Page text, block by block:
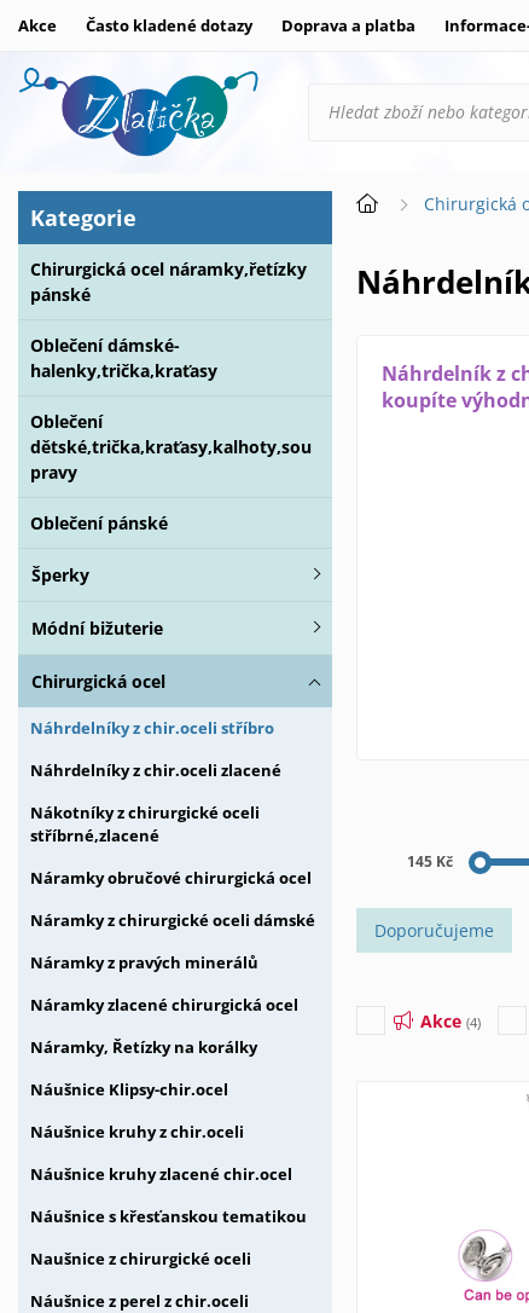
Akce Často kladené dotazy Doprava a platba
Kategorie
Chirurgická ocel náramky,řetízky
pánské
Oblečení dámské-
halenky,trička,kraťasy
Oblečení
dětské,trička,kraťasy,kalhoty,sou
pravy
Oblečení pánské
Šperky
Módní bižuterie
Chirurgická ocel
Náhrdelníky z chir.oceli stříbro
Náhrdelníky z chir.oceli zlacené
Nákotníky z chirurgické oceli
stříbrné,zlacené
Náramky obručové chirurgická ocel
Náramky z chirurgické oceli dámské
Náramky z pravých minerálů
Náramky zlacené chirurgická ocel
Náramky, Řetízky na korálky
Náušnice Klipsy-chir.ocel
Náušnice kruhy z chir.oceli
Náušnice kruhy zlacené chir.ocel
Náušnice s křesťanskou tematikou
Naušnice z chirurgické oceli
Náušnice z perel z chir.oceli
Chirurgická
Náhrdelník z
koupíte
145 Kč
Doporučujeme
Akce (4)